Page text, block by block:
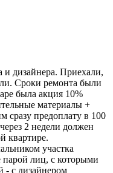
и дизайнера. Приехали,
Сроки ремонта были
была акция 10%
материалы +
сразу предоплату в 100
2 недели должен
квартире.
участка
лиц, с которыми
- с дизайнером